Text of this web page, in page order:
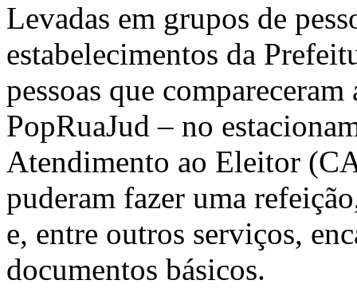
Levadas em grupos de
estabelecimentos da
pessoas que
PopRuaJud – no
Atendimento ao Eleitor
puderam fazer uma
e, entre outros serviços,
documentos básicos.